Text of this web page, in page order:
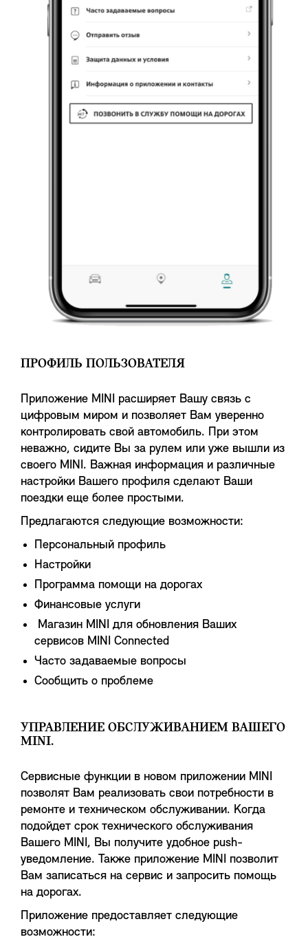
ПРОФИЛЬ ПОЛЬЗОВАТЕЛЯ
Приложение MINI расширяет Вашу связь с
цифровым миром и позволяет Вам уверенно
контролировать свой автомобиль. При этом
неважно, сидите Вы за рулем или уже вышли из
своего MINI. Важная информация и различные
настройки Вашего профиля сделают Ваши
поездки еще более простыми.
Предлагаются следующие возможности:
Персональный профиль
Настройки
Программа помощи на дорогах
Финансовые услуги
Магазин MINI для обновления Ваших
сервисов MINI Connected
Часто задаваемые вопросы
Сообщить о проблеме
УПРАВЛЕНИЕ ОБСЛУЖИВАНИЕМ ВАШЕГО
MINI.
Сервисные функции в новом приложении MINI
позволят Вам реализовать свои потребности в
ремонте и техническом обслуживании. Когда
подойдет срок технического обслуживания
Вашего MINI, Вы получите удобное push-
уведомление. Также приложение MINI позволит
Вам записаться на сервис и запросить помощь
на дорогах.
Приложение предоставляет следующие
возможности: